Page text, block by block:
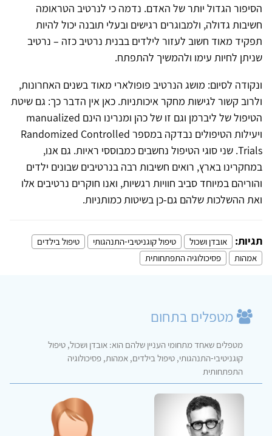
הסיפור הגדול יותר של האדם. נדמה כי לנרטיב הטראומה
חשיבות גדולה, ולמבוגרים רגישים ובעלי תובנה יכול להיות
תפקיד מאוד חשוב לעזור לילדים בבנית נרטיב כזה – נרטיב
שניתן לחיות עימו ולהמשיך להתפתח.
ונקודה לסיום: מושג הנרטיב פופולארי מאוד בשנים האחרונות,
ולרוב קשור לגישות מחקר איכותניות. כאן אין הדבר כך: גם שיטת
הטיפול של ליברמן וגם זו של כהן ומנרינו הינם manualized
ויעילות הטיפולים נבדקה במספר Randomized Controlled
Trials. שני סוגי הטיפול נחשבים כמבוססי ראיות. גם אנו,
במחקרינו בארץ, רואים חשיבות רבה בנרטיבים שבונים ילדים
והוריהם במיוחד סביב חוויות רגשיות, ואנו חוקרים נרטיבים אלו
ואת ההשלכות שלהם גם-כן בשיטות כמותניות.
תגיות: אובדן ושכול טיפול קוגניטיבי-התנהגותי
טיפול בילדים
אמהות
פסיכולוגיה התפתחותית
מטפלים בתחום
מטפלים שאחד מתחומי העניין שלהם הוא: אובדן ושכול, טיפול
קוגניטיבי-התנהגותי, טיפול בילדים, אמהות, פסיכולוגיה
התפתחותית